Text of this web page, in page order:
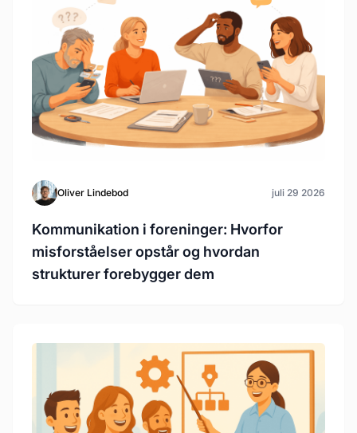
Oliver Lindebod juli 29 2026
Kommunikation i foreninger: Hvorfor
misforståelser opstår og hvordan
strukturer forebygger dem